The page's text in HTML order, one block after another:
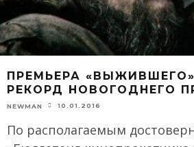
ПРЕМЬЕРА
РЕКОРД НОВОГОДНЕГО
NEWMAN 10.01.2016
По располагаемым